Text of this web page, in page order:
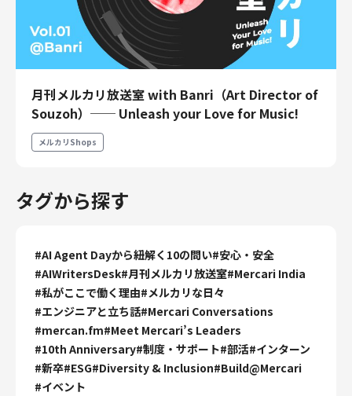
事業開発
カスタマーサービス
営業
プロダクトマネジメント
データアナリティクス
プロダクトデザイン
法務
人事
セキュリティ・プライバシー
月刊メルカリ放送室 with Banri（Art Director of
Souzoh）── Unleash your Love for Music!
メルカリShops
タグから探す
#AI Agent Dayから紐解く10の問い#安心・安全
#AIWritersDesk#月刊メルカリ放送室#Mercari India
#私がここで働く理由#メルカリな日々
#エンジニアと立ち話#Mercari Conversations
#mercan.fm#Meet Mercari’s Leaders
#10th Anniversary#制度・サポート#部活#インターン
#新卒#ESG#Diversity & Inclusion#Build@Mercari
#イベント